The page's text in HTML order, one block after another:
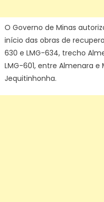
O Governo de Minas
início das obras de
630 e LMG-634, trecho
LMG-601, entre Almenara
Jequitinhonha.